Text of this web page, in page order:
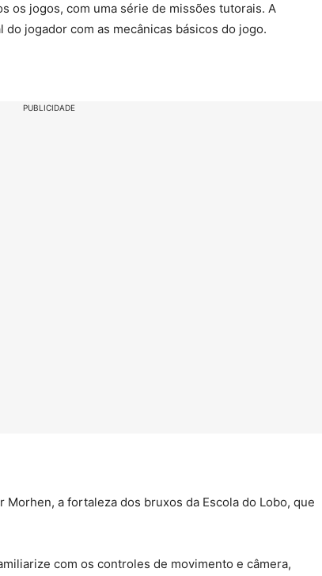
os jogos, com uma série de missões tutorais. A
jogador com as mecânicas básicos do jogo.
PUBLICIDADE
a fortaleza dos bruxos da Escola do Lobo, que
com os controles de movimento e câmera,